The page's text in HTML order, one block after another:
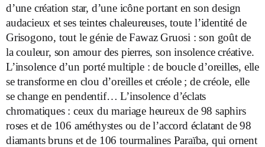
d’une création star, d’une icône portant en son design
audacieux et ses teintes chaleureuses, toute l’identité de
Grisogono, tout le génie de Fawaz Gruosi : son goût de
la couleur, son amour des pierres, son insolence créative.
L’insolence d’un porté multiple : de boucle d’oreilles, elle
se transforme en clou d’oreilles et créole ; de créole, elle
se change en pendentif… L’insolence d’éclats
chromatiques : ceux du mariage heureux de 98 saphirs
roses et de 106 améthystes ou de l’accord éclatant de 98
diamants bruns et de 106 tourmalines Paraïba, qui ornent